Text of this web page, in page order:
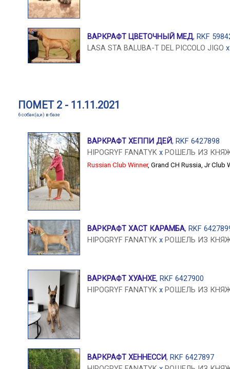
ВАРКРАФТ ЦВЕТОЧНЫЙ МЕД, RKF
LASA STA BALUBA-T DEL PICCOLO JIGO
ПОМЕТ 2 - 11.11.2021
6 собак(а,и) в базе
ВАРКРАФТ ХЕППИ ДЕЙ, RKF 6427898
HIPOGRYF FANATYK x РОШЕЛЬ ИЗ
Russian Club Winner, Grand CH Russia, Jr Club
ВАРКРАФТ ХАСТ КАРАМБА, RKF
HIPOGRYF FANATYK x РОШЕЛЬ ИЗ
ВАРКРАФТ ХУАНХЕ, RKF 6427900
HIPOGRYF FANATYK x РОШЕЛЬ ИЗ
ВАРКРАФТ ХЕННЕССИ, RKF 6427897